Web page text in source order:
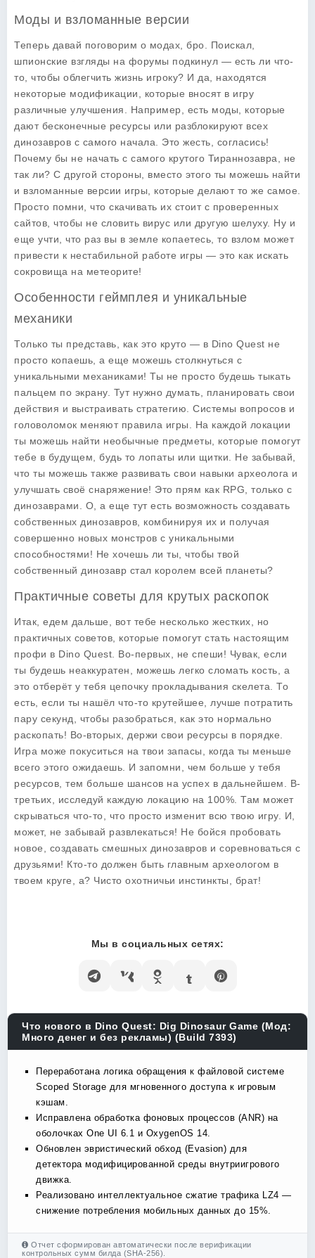
Моды и взломанные версии
Теперь давай поговорим о модах, бро. Поискал,
шпионские взгляды на форумы подкинул — есть ли что-
то, чтобы облегчить жизнь игроку? И да, находятся
некоторые модификации, которые вносят в игру
различные улучшения. Например, есть моды, которые
дают бесконечные ресурсы или разблокируют всех
динозавров с самого начала. Это жесть, согласись!
Почему бы не начать с самого крутого Тираннозавра, не
так ли? С другой стороны, вместо этого ты можешь найти
и взломанные версии игры, которые делают то же самое.
Просто помни, что скачивать их стоит с проверенных
сайтов, чтобы не словить вирус или другую шелуху. Ну и
еще учти, что раз вы в земле копаетесь, то взлом может
привести к нестабильной работе игры — это как искать
сокровища на метеорите!
Особенности геймплея и уникальные
механики
Только ты представь, как это круто — в Dino Quest не
просто копаешь, а еще можешь столкнуться с
уникальными механиками! Ты не просто будешь тыкать
пальцем по экрану. Тут нужно думать, планировать свои
действия и выстраивать стратегию. Системы вопросов и
головоломок меняют правила игры. На каждой локации
ты можешь найти необычные предметы, которые помогут
тебе в будущем, будь то лопаты или щитки. Не забывай,
что ты можешь также развивать свои навыки археолога и
улучшать своё снаряжение! Это прям как RPG, только с
динозаврами. О, а еще тут есть возможность создавать
собственных динозавров, комбинируя их и получая
совершенно новых монстров с уникальными
способностями! Не хочешь ли ты, чтобы твой
собственный динозавр стал королем всей планеты?
Практичные советы для крутых раскопок
Итак, едем дальше, вот тебе несколько жестких, но
практичных советов, которые помогут стать настоящим
профи в Dino Quest. Во-первых, не спеши! Чувак, если
ты будешь неаккуратен, можешь легко сломать кость, а
это отберёт у тебя цепочку прокладывания скелета. То
есть, если ты нашёл что-то крутейшее, лучше потратить
пару секунд, чтобы разобраться, как это нормально
раскопать! Во-вторых, держи свои ресурсы в порядке.
Игра може покуситься на твои запасы, когда ты меньше
всего этого ожидаешь. И запомни, чем больше у тебя
ресурсов, тем больше шансов на успех в дальнейшем. В-
третьих, исследуй каждую локацию на 100%. Там может
скрываться что-то, что просто изменит всю твою игру. И,
может, не забывай развлекаться! Не бойся пробовать
новое, создавать смешных динозавров и соревноваться с
друзьями! Кто-то должен быть главным археологом в
твоем круге, а? Чисто охотничьи инстинкты, брат!
Мы в социальных сетях:
Что нового в Dino Quest: Dig Dinosaur Game (Мод:
Много денег и без рекламы) (Build 7393)
Переработана логика обращения к файловой системе
Scoped Storage для мгновенного доступа к игровым
кэшам.
Исправлена обработка фоновых процессов (ANR) на
оболочках One UI 6.1 и OxygenOS 14.
Обновлен эвристический обход (Evasion) для
детектора модифицированной среды внутриигрового
движка.
Реализовано интеллектуальное сжатие трафика LZ4 —
снижение потребления мобильных данных до 15%.
Отчет сформирован автоматически после верификации
контрольных сумм билда (SHA-256).